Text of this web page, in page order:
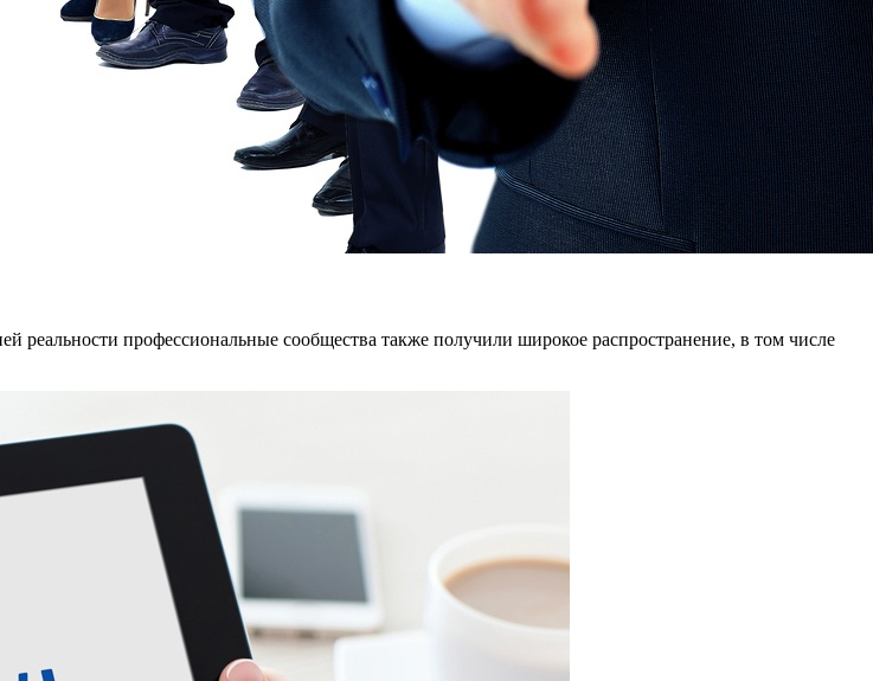
реальности профессиональные сообщества также получили широкое распространение, в том числе